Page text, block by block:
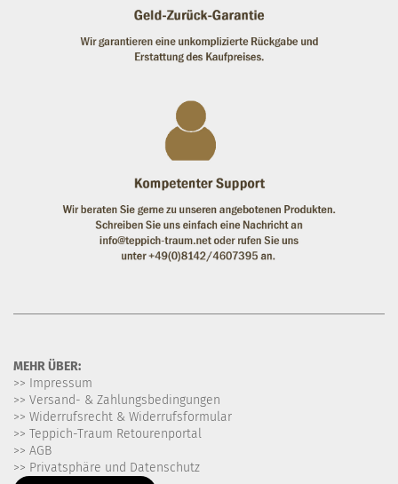
MEHR ÜBER:
>> Impressum
>> Versand- & Zahlungsbedingungen
>> Widerrufsrecht & Widerrufsformular
>> Teppich-Traum Retourenportal
>> AGB
>> Privatsphäre und Datenschutz